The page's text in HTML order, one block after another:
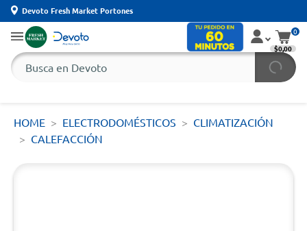
Devoto Fresh Market Portones
0
$0,00
HOME ELECTRODOMÉSTICOS
CLIMATIZACIÓN
CALEFACCIÓN